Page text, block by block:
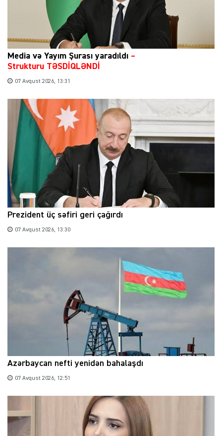
Media və Yayım Şurası yaradıldı –
Strukturu TƏSDİQLƏNDİ
07 Avqust 2026, 13:31
Prezident üç səfiri geri çağırdı
07 Avqust 2026, 13:30
Azərbaycan nefti yenidən bahalaşdı
07 Avqust 2026, 12:51